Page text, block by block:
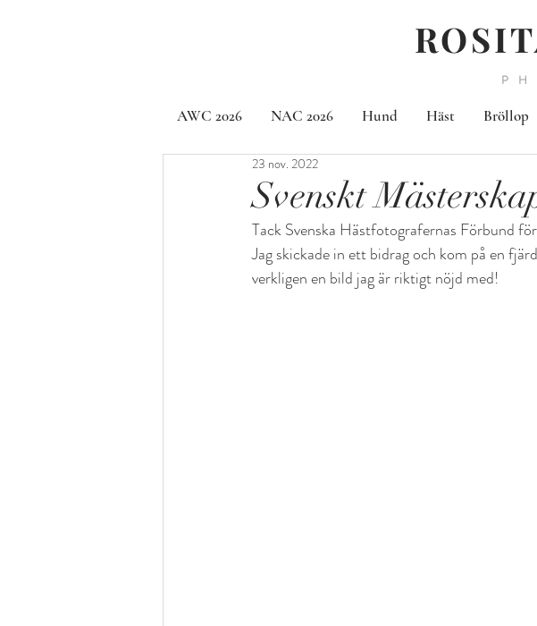
AWC 2026 NAC 2026 Hund Häst Bröllop
Svenskt
23 nov. 2022
Tack Svenska Hästfotografernas Förbund
Jag skickade in ett bidrag och kom på en
verkligen en bild jag är riktigt nöjd med!